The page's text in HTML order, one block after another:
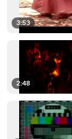
3:53
2:48